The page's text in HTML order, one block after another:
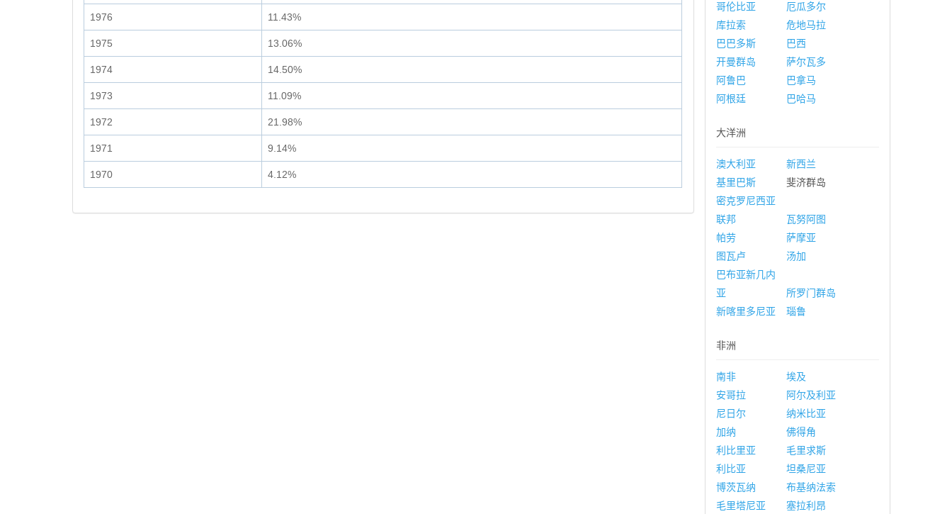
1976 11.43%
1975 13.06%
1974 14.50%
1973 11.09%
1972 21.98%
1971 9.14%
1970 4.12%
哥伦比亚
厄瓜多尔
库拉索
危地马拉
巴巴多斯
巴西
开曼群岛
萨尔瓦多
阿鲁巴
巴拿马
阿根廷
巴哈马
大洋洲
澳大利亚
新西兰
基里巴斯
斐济群岛
密克罗尼西亚
联邦
瓦努阿图
帕劳
萨摩亚
图瓦卢
汤加
巴布亚新几内
亚
所罗门群岛
新喀里多尼亚
瑙鲁
非洲
南非
埃及
安哥拉
阿尔及利亚
尼日尔
纳米比亚
加纳
佛得角
利比里亚
毛里求斯
利比亚
坦桑尼亚
博茨瓦纳
布基纳法索
毛里塔尼亚
塞拉利昂